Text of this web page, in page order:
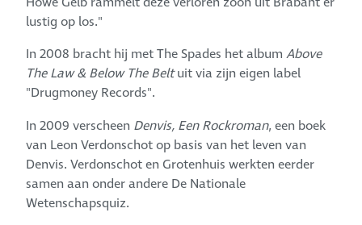
lustig op los."
In 2008 bracht hij met The Spades het albumAbove
The Law & Below The Beltuit via zijn eigen label
"Drugmoney Records".
In 2009 verscheen Denvis, Een Rockroman, een boek
van Leon Verdonschot op basis van het leven van
Denvis. Verdonschot en Grotenhuis werkten eerder
samen aan onder andere De Nationale
Wetenschapsquiz.